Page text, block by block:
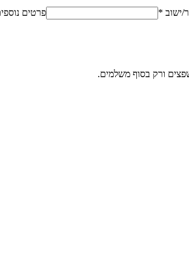
ישוב *
פרטים
ורק בסוף משלמים.